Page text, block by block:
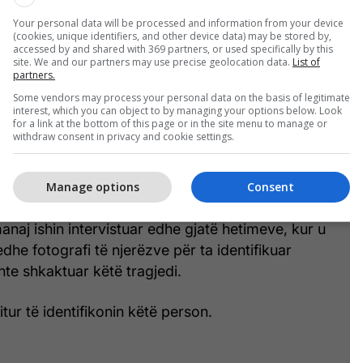
nga ulësja e tij dhe i kishte ngritur duart lart,
e sulmuesit.
9 pasagjerë në total në momentin kritik,
e sulmuesit dhanë të dy nxënësit, duke
xhaketë të zezë, çizme të gjata të plastikës,
krahun e djathtë dhe kapelë në kokë.
ishin intervistuar edhe gjatë hetimeve, kur u
fotografi të njerëzve për ta identifikuar
shkaktuar këtë tragjedi.
të identifikonin këtë person.
Your personal data will be processed and information from your device
(cookies, unique identifiers, and other device data) may be stored by,
accessed by and shared with 369 partners, or used specifically by this
site. We and our partners may use precise geolocation data. List of
partners.
Some vendors may process your personal data on the basis of legitimate
interest, which you can object to by managing your options below. Look
for a link at the bottom of this page or in the site menu to manage or
withdraw consent in privacy and cookie settings.
Consent
Manage options